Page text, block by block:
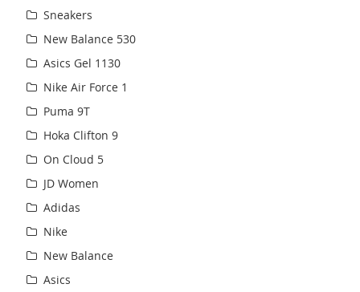
Sneakers
New Balance 530
Asics Gel 1130
Nike Air Force 1
Puma 9T
Hoka Clifton 9
On Cloud 5
JD Women
Adidas
Nike
New Balance
Asics